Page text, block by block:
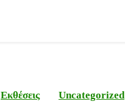
Εκθέσεις Uncategorized